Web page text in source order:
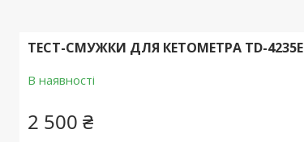
ТЕСТ-СМУЖКИ ДЛЯ КЕТОМЕТРА ТD-4235E
В наявності
2 500 ₴